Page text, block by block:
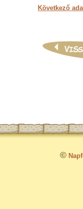
Következő
©